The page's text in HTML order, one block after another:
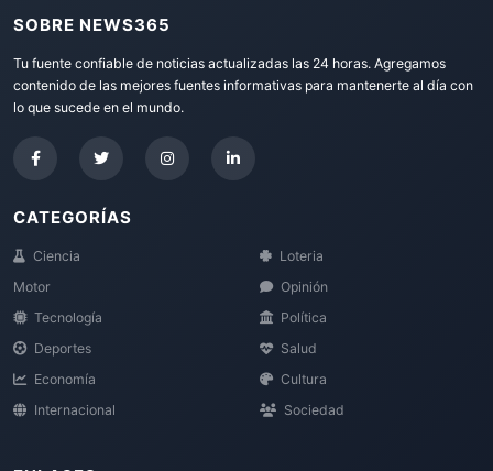
SOBRE NEWS365
Tu fuente confiable de noticias actualizadas las 24 horas. Agregamos
contenido de las mejores fuentes informativas para mantenerte al día con
lo que sucede en el mundo.
CATEGORÍAS
Ciencia
Motor
Tecnología
Deportes
Economía
Internacional
Loteria
Opinión
Política
Salud
Cultura
Sociedad